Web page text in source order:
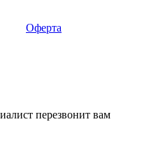
Оферта
перезвонит вам